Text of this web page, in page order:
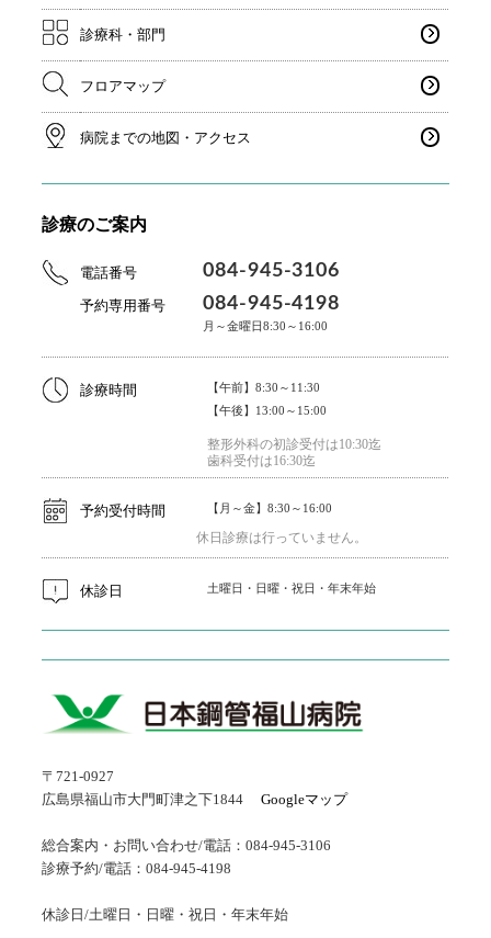
診療科・部門
フロアマップ
病院までの地図・アクセス
診療のご案内
電話番号 084-945-3106
予約専用番号 084-945-4198
月～金曜日8:30～16:00
診療時間
【午前】8:30～11:30
【午後】13:00～15:00
整形外科の初診受付は10:30迄
歯科受付は16:30迄
予約受付時間 【月～金】8:30～16:00
休日診療は行っていません。
休診日 土曜日・日曜・祝日・年末年始
〒721-0927
広島県福山市大門町津之下1844Googleマップ
総合案内・お問い合わせ/電話：084-945-3106
診療予約/電話：084-945-4198
休診日/土曜日・日曜・祝日・年末年始